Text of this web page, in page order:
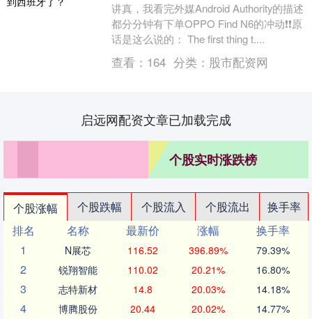
讲真，我看完外媒Android Authority的描述
都分分钟有下单OPPO Find N6的冲动❗️❗️原
话是这么说的： The first thing t....
查看： 164 分类： 股市配资网
启远网配资文章已加载完成
个股实时涨跌榜
个股涨幅 个股跌幅 个股流入 个股流出
换手率
排名
名称 最新价 涨幅
换手率
1
N展芯 116.52 396.89% 79.39%
2 锐翔智能 110.02 20.21% 16.80%
3 志特新材 14.8 20.03% 14.18%
4 博腾股份 20.44 20.02% 14.77%